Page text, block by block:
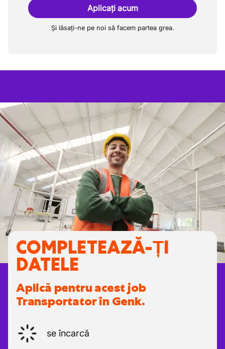
Aplicați acum
Și lăsați-ne pe noi să facem partea grea.
COMPLETEAZĂ-ȚI
DATELE
Aplică pentru acest job
Transportator în Genk.
se încarcă